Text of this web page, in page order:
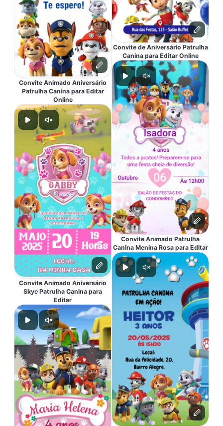
Convite Animado Aniversário
Patrulha Canina para Editar
Online
Convite Animado Aniversário
Skye Patrulha Canina para
Editar
Convite de Aniversário Patrulha
Canina para Editar Online
Convite Animado Patrulha
Canina Menina Rosa para Editar